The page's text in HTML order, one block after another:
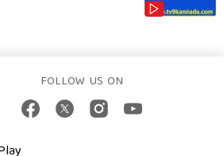
FOLLOW US ON